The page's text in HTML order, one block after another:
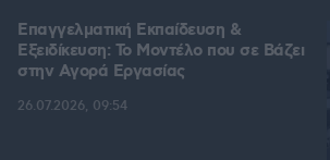
Επαγγελματική Εκπαίδευση &
Εξειδίκευση: Το Mοντέλο που σε Bάζει
στην Aγορά Eργασίας
26.07.2026, 09:54